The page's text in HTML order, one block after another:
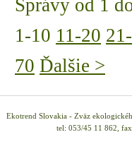
Správy od 1
1-10 11-20
70 Ďalšie >
Ekotrend Slovakia - Zväz
tel: 053/45 11 862,